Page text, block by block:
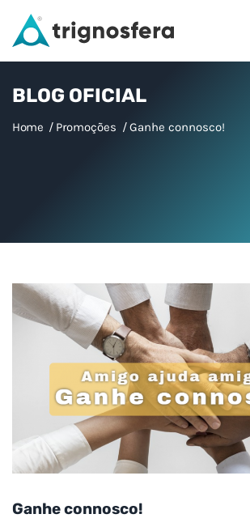
BLOG OFICIAL
Home Promoções Ganhe connosco!
Ganhe connosco!